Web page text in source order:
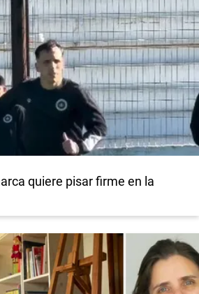
quiere pisar firme en la